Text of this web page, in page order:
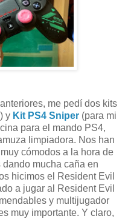
me pedí dos kits
y Kit PS4 Sniper (para mi
para el mando PS4,
limpiadora. Nos han
cómodos a la hora de
mucha caña en
hicimos el Resident Evil
a jugar al Resident Evil
y multijugador
muy importante. Y claro,